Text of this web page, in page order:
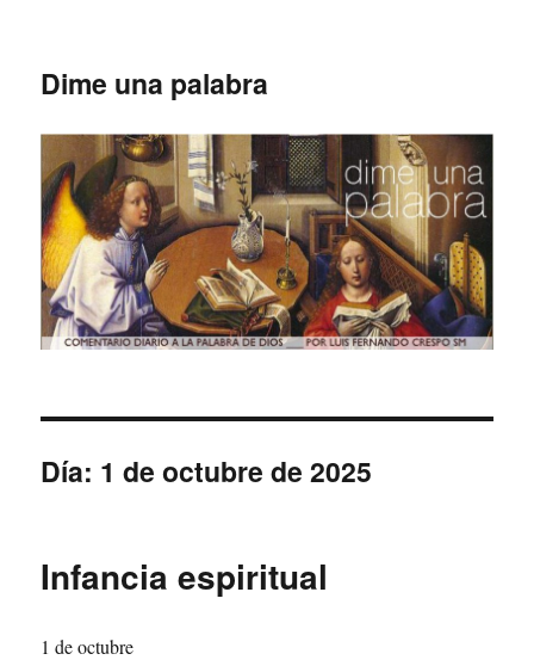
Dime una palabra
Día: 1 de octubre de 2025
Infancia espiritual
1 de octubre